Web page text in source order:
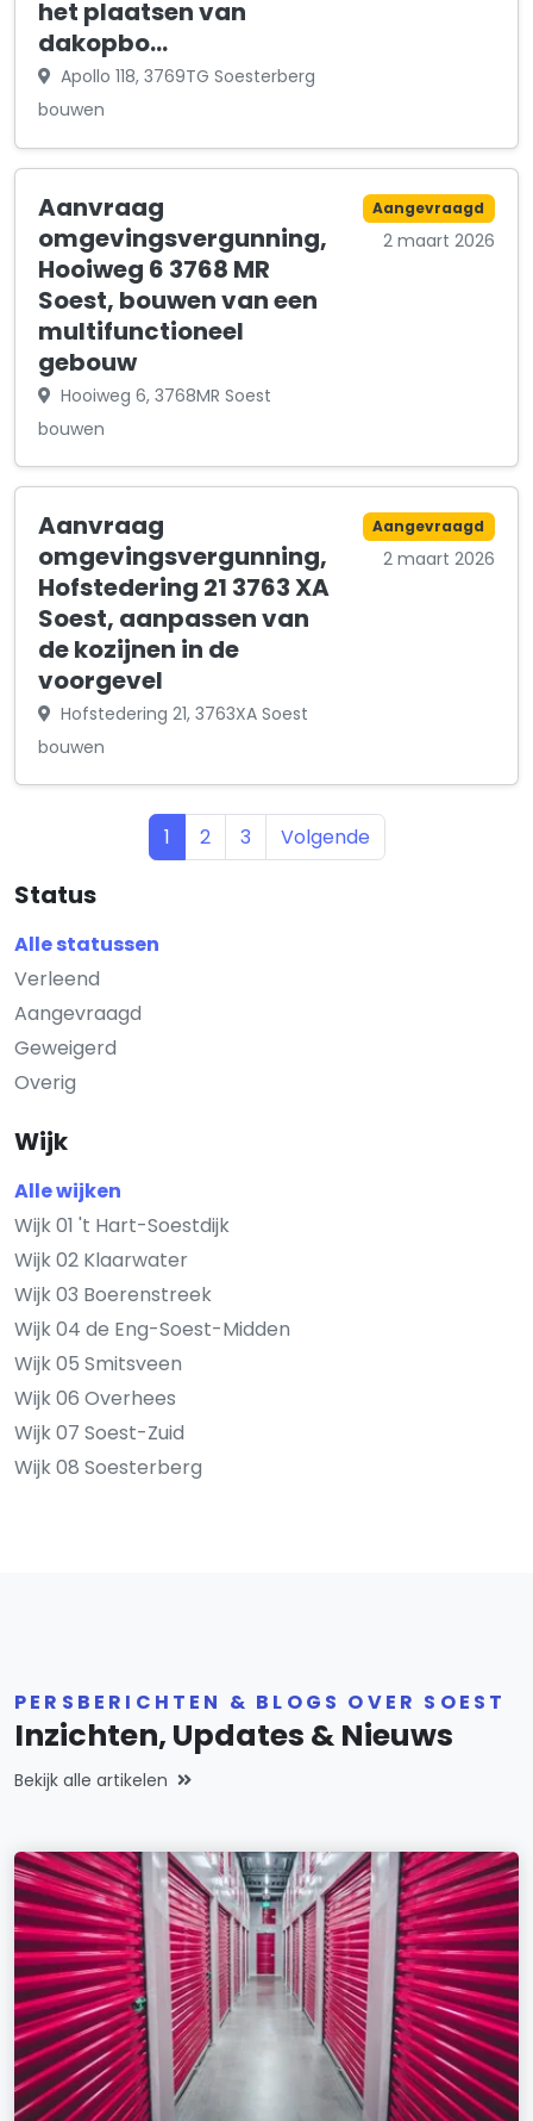
Status
Alle statussen
Verleend
Aangevraagd
Geweigerd
Overig
Wijk
Alle wijken
Wijk 01 't Hart-Soestdijk
Wijk 02 Klaarwater
Wijk 03 Boerenstreek
Wijk 04 de Eng-Soest-Midden
Wijk 05 Smitsveen
Wijk 06 Overhees
Wijk 07 Soest-Zuid
Wijk 08 Soesterberg
het plaatsen van
dakopbo…
Apollo 118, 3769TG Soesterberg
bouwen
Aanvraag
omgevingsvergunning,
Hooiweg 6 3768 MR
Soest, bouwen van een
multifunctioneel
gebouw
Hooiweg 6, 3768MR Soest
bouwen
Aangevraagd
2 maart 2026
Aanvraag
omgevingsvergunning,
Hofstedering 21 3763 XA
Soest, aanpassen van
de kozijnen in de
voorgevel
Hofstedering 21, 3763XA Soest
bouwen
Aangevraagd
2 maart 2026
1 2 3 Volgende
PERSBERICHTEN & BLOGS OVER SOEST
Inzichten, Updates & Nieuws
Bekijk alle artikelen